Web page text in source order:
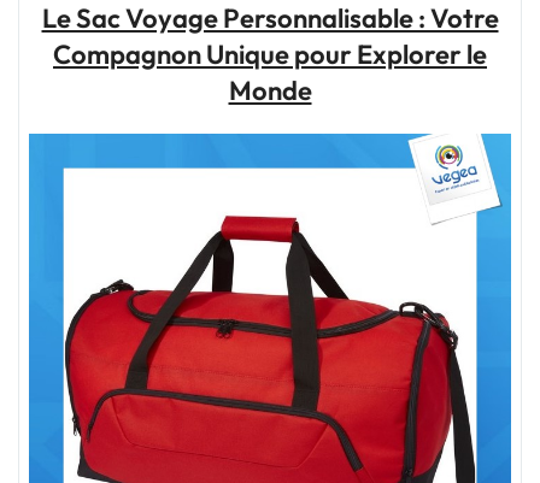
main
et
à
de
voyage
choisir
?"
Le Sac Voyage Personnalisable : Votre
Compagnon Unique pour Explorer le
Monde